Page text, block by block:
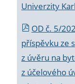
Univerzity
OD č. 5/
příspěvku ze
z úvěru na
z účelového